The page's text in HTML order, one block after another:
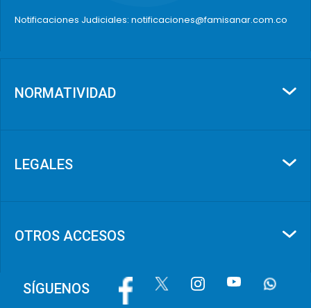
Notificaciones Judiciales: notificaciones@famisanar.com.co
NORMATIVIDAD
LEGALES
OTROS ACCESOS
SÍGUENOS Image Image Image Image Image